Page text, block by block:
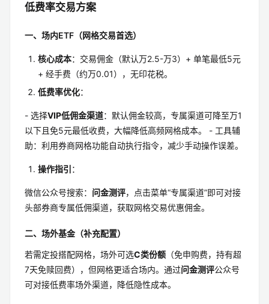
低费率交易方案
一、场内ETF（网格交易首选）
核心成本：交易佣金（默认万2.5-万3）+ 单笔最低5元
+ 经手费（约万0.01），无印花税。
低费率优化：
- 选择VIP低佣金渠道：默认佣金较高，专属渠道可降至万1
以下且免5元最低收费，大幅降低高频网格成本。 - 工具辅
助：利用券商网格功能自动执行指令，减少手动操作误差。
操作指引 ：
微信公众号搜索： 问金测评，点击菜单“专属渠道”即可对接
头部券商专属低佣渠道，获取网格交易优惠佣金。
二、场外基金（补充配置）
若需定投搭配网格，场外可选C类份额 （免申购费，持有超
7天免赎回费），但网格更适合场内。通过问金测评公众号
可对接低费率场外渠道，降低隐性成本。